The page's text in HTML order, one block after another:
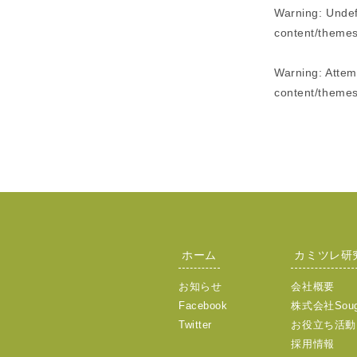
Warning:
content/
Warning:
content/
ホーム
お知らせ
Facebook
Twitter
カミツレ研
会社概要
株式会社
お役立ち活動
採用情報